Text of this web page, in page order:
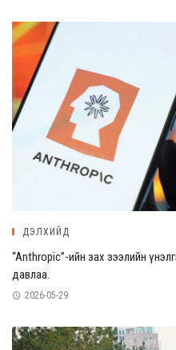
ДЭЛХИЙД
“Anthropic”-ийн зах зээлийн
давлаа.
2026-05-29